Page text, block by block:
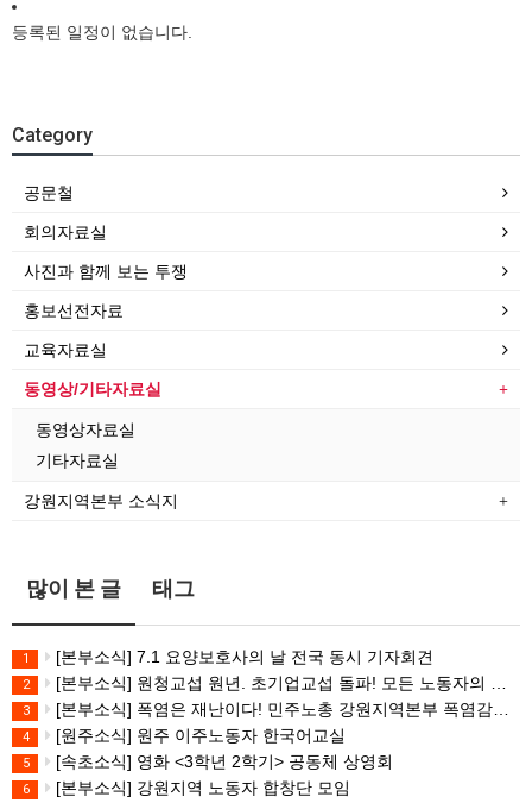
등록된 일정이 없습니다.
Category
공문철
회의자료실
사진과 함께 보는 투쟁
홍보선전자료
교육자료실
동영상/기타자료실
동영상자료실
기타자료실
강원지역본부 소식지
많이 본 글 태그
1 [본부소식] 7.1 요양보호사의 날 전국 동시 기자회견
2 [본부소식] 원청교섭 원년. 초기업교섭 돌파! 모든 노동자의 노동기본권 쟁취! 민주노총 7.15 총파업대회
3 [본부소식] 폭염은 재난이다! 민주노총 강원지역본부 폭염감시단 선포 기자회견
4 [원주소식] 원주 이주노동자 한국어교실
5 [속초소식] 영화 <3학년 2학기> 공동체 상영회
6 [본부소식] 강원지역 노동자 합창단 모임